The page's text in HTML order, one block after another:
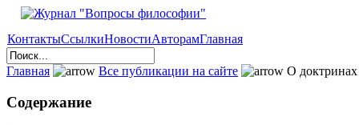
КонтактыСсылкиНовостиАвторамГлавная
Главная Все публикации на сайте О
Содержание